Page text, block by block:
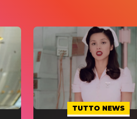
TUTTO NEWS